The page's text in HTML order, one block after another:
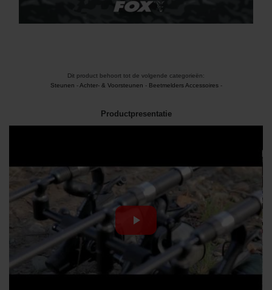
Dit product behoort tot de volgende categorieën:
Steunen -Achter- & Voorsteunen - Beetmelders Accessoires-
Productpresentatie